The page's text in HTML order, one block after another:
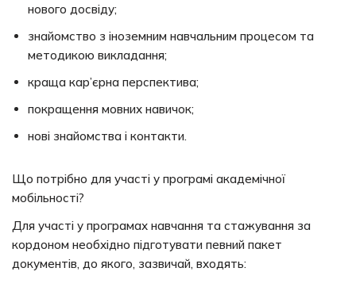
нового досвіду;
знайомство з іноземним навчальним процесом та
методикою викладання;
краща кар’єрна перспектива;
покращення мовних навичок;
нові знайомства і контакти.
Що потрібно для участі у програмі академічної
мобільності?
Для участі у програмах навчання та стажування за
кордоном необхідно підготувати певний пакет
документів, до якого, зазвичай, входять: